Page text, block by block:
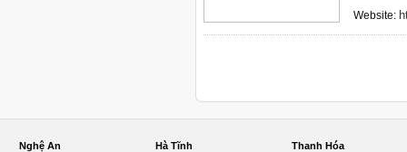
Website:
Nghệ An Hà Tĩnh Thanh Hóa